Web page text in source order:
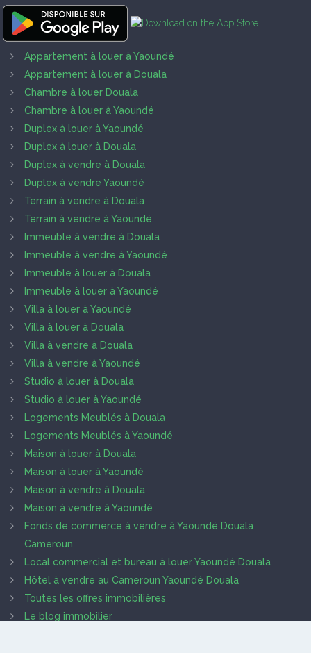
Appartement à louer à Yaoundé
Appartement à louer à Douala
Chambre à louer Douala
Chambre à louer à Yaoundé
Duplex à louer à Yaoundé
Duplex à louer à Douala
Duplex à vendre à Douala
Duplex à vendre Yaoundé
Terrain à vendre à Douala
Terrain à vendre à Yaoundé
Immeuble à vendre à Douala
Immeuble à vendre à Yaoundé
Immeuble à louer à Douala
Immeuble à louer à Yaoundé
Villa à louer à Yaoundé
Villa à louer à Douala
Villa à vendre à Douala
Villa à vendre à Yaoundé
Studio à louer à Douala
Studio à louer à Yaoundé
Logements Meublés à Douala
Logements Meublés à Yaoundé
Maison à louer à Douala
Maison à louer à Yaoundé
Maison à vendre à Douala
Maison à vendre à Yaoundé
Fonds de commerce à vendre à Yaoundé Douala
Cameroun
Local commercial et bureau à louer Yaoundé Douala
Hôtel à vendre au Cameroun Yaoundé Douala
Toutes les offres immobilières
Le blog immobilier